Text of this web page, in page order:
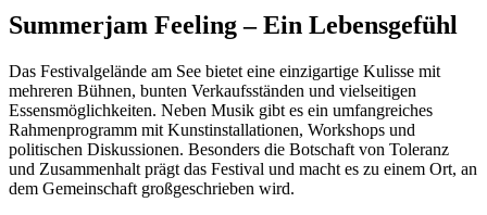
Summerjam Feeling – Ein Lebensgefühl
Das Festivalgelände am See bietet eine einzigartige Kulisse mit
mehreren Bühnen, bunten Verkaufsständen und vielseitigen
Essensmöglichkeiten. Neben Musik gibt es ein umfangreiches
Rahmenprogramm mit Kunstinstallationen, Workshops und
politischen Diskussionen. Besonders die Botschaft von Toleranz
und Zusammenhalt prägt das Festival und macht es zu einem Ort, an
dem Gemeinschaft großgeschrieben wird.